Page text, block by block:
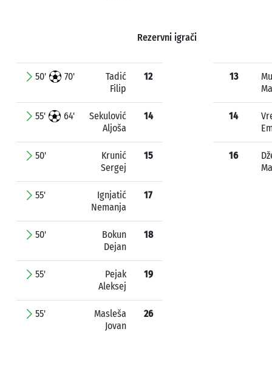
Rezervni igrači
50' 70'
Tadić
Filip
12
55' 64'
Sekulović
Aljoša
14
50'
Krunić
Sergej
15
55'
Ignjatić
Nemanja
17
50'
Bokun
Dejan
18
55'
Pejak
Aleksej
19
55'
Masleša
Jovan
26
13
14
16